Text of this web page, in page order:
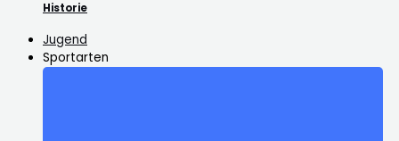
Historie
Jugend
Sportarten